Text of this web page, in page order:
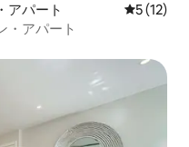
アパート レビュー
5 (12)
・アパート